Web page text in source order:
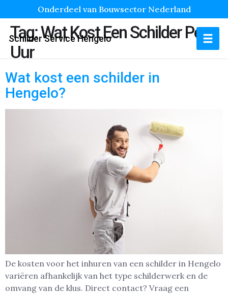
Onderdeel van Bouwsector Nederland
Schilder Service Hengelo
Tag:Wat Kost Een Schilder Per
Uur
Wat kost een schilder in
Hengelo?
De kosten voor het inhuren van een schilder in Hengelo
variëren afhankelijk van het type schilderwerk en de
omvang van de klus. Direct contact? Vraag een